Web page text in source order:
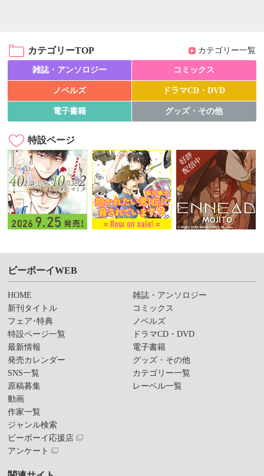
カテゴリーTOP カテゴリー一覧
雑誌・アンソロジー コミックス
ノベルズ ドラマCD・DVD
電子書籍 グッズ・その他
特設ページ
ビーボーイWEB
HOME
新刊タイトル
フェア･特典
特設ページ一覧
最新情報
発売カレンダー
SNS一覧
原稿募集
動画
作家一覧
ジャンル検索
ビーボーイ応援店
アンケート
雑誌・アンソロジー
コミックス
ノベルズ
ドラマCD・DVD
電子書籍
グッズ・その他
カテゴリー一覧
レーベル一覧